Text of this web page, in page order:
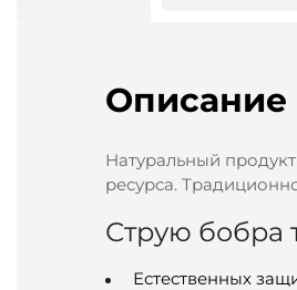
Описание
Натуральный
ресурса.
Струю бобра
Естественных